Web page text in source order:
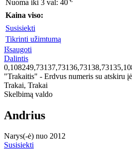
Nuoma iki 3 val: 40
Kaina viso:
Susisiekti
Tikrinti užimtumą
Išsaugoti
Dalintis
"Trakaitis" - Erdvus numeris su atskiru
Trakai, Trakai
Skelbimą valdo
Andrius
Narys(-ė) nuo 2012
Susisiekti